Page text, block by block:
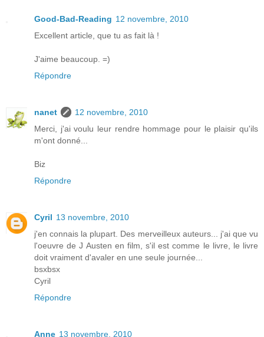
Good-Bad-Reading 12 novembre, 2010
Excellent article, que tu as fait là !
J'aime beaucoup. =)
Répondre
nanet
12 novembre, 2010
Merci, j'ai voulu leur rendre hommage pour le plaisir qu'ils
m'ont donné...
Biz
Répondre
Cyril 13 novembre, 2010
j'en connais la plupart. Des merveilleux auteurs... j'ai que vu
l'oeuvre de J Austen en film, s'il est comme le livre, le livre
doit vraiment d'avaler en une seule journée...
bsxbsx
Cyril
Répondre
Anne 13 novembre, 2010